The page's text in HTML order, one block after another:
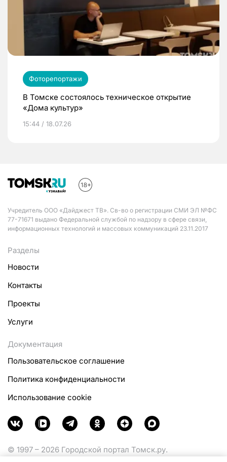
Фоторепортажи
В Томске состоялось техническое открытие
«Дома культур»
15:44 / 18.07.26
Учредитель ООО «Дайджест ТВ». Св-во о регистрации СМИ ЭЛ №ФС
77-71671 выдано Федеральной службой по надзору в сфере связи,
информационных технологий и массовых коммуникаций 23.11.2017
Разделы
Новости
Контакты
Проекты
Услуги
Документация
Пользовательское соглашение
Политика конфиденциальности
Использование cookie
© 1997 – 2026 Городской портал Томск.ру.